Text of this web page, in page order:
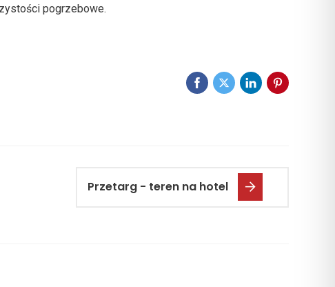
pogrzebowe.
Przetarg - teren na hotel